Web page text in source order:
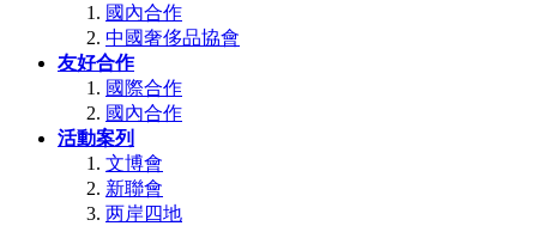
國內合作
中國奢侈品協會
友好合作
國際合作
國內合作
活動案列
文博會
新聯會
两岸四地